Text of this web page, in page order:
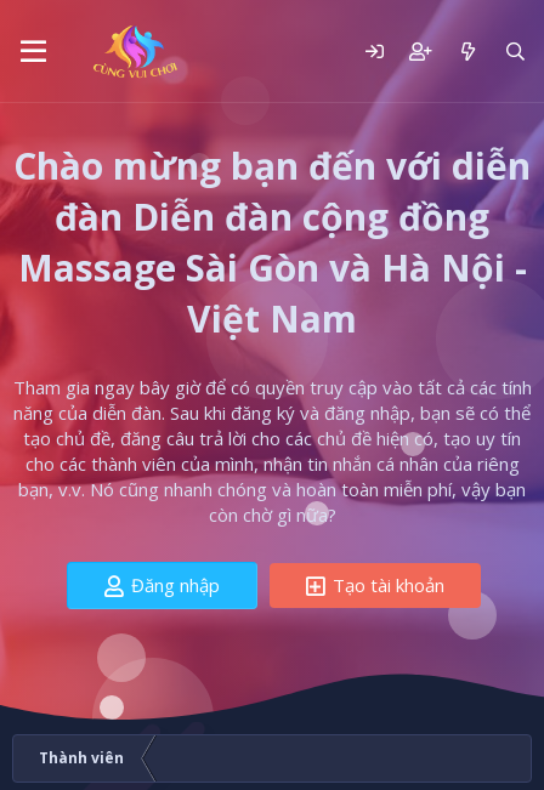
Chào mừng bạn đến với diễn
đàn Diễn đàn cộng đồng
Massage Sài Gòn và Hà Nội -
Việt Nam
Tham gia ngay bây giờ để có quyền truy cập vào tất cả các tính
năng của diễn đàn. Sau khi đăng ký và đăng nhập, bạn sẽ có thể
tạo chủ đề, đăng câu trả lời cho các chủ đề hiện có, tạo uy tín
cho các thành viên của mình, nhận tin nhắn cá nhân của riêng
bạn, v.v. Nó cũng nhanh chóng và hoàn toàn miễn phí, vậy bạn
còn chờ gì nữa?
Đăng nhập Tạo tài khoản
Thành viên